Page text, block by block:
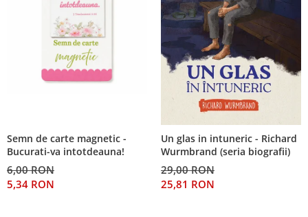
Semn de carte magnetic -
Bucurati-va intotdeauna!
6,00 RON
5,34 RON
Un glas in intuneric - Richard
Wurmbrand (seria biografii)
29,00 RON
25,81 RON